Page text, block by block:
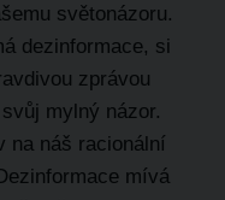
světonázoru.
dezinformace, si
zprávou
mylný názor.
na náš racionální
mívá